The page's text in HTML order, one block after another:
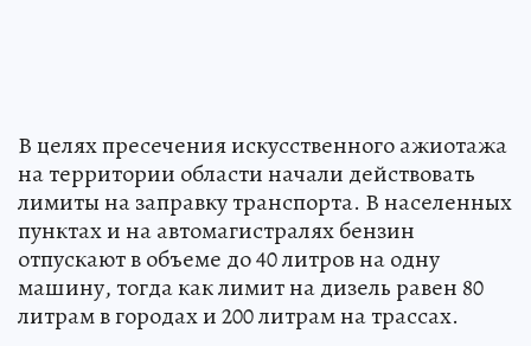
В целях пресечения искусственного ажиотажа
на территории области начали действовать
лимиты на заправку транспорта. В населенных
пунктах и на автомагистралях бензин
отпускают в объеме до 40 литров на одну
машину, тогда как лимит на дизель равен 80
литрам в городах и 200 литрам на трассах.